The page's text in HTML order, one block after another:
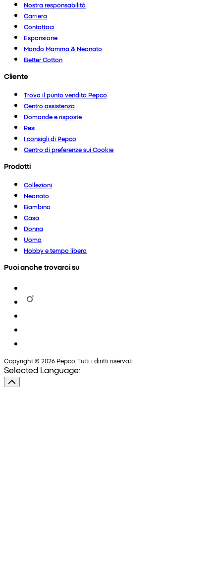
Nostra responsabilità
Carriera
Contattaci
Espansione
Mondo Mamma & Neonato
Better Cotton
Cliente
Trova il punto vendita Pepco
Centro assistenza
Domande e risposte
Resi
I consigli di Pepco
Centro di preferenze sui Cookie
Prodotti
Collezioni
Neonato
Bambino
Casa
Donna
Uomo
Hobby e tempo libero
Puoi anche trovarci su
Copyright © 2026 Pepco. Tutti i diritti riservati.
Selected Language: